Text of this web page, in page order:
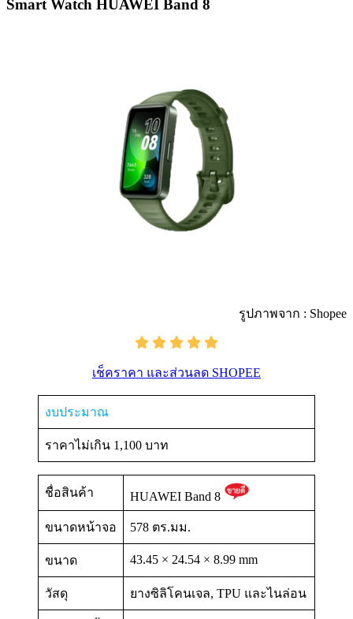
Smart Watch HUAWEI Band 8
รูปภาพจาก : Shopee
เช็คราคา และส่วนลด SHOPEE
งบประมาณ
ราคาไม่เกิน 1,100 บาท
ชื่อสินค้า HUAWEI Band 8
ขนาดหน้าจอ 578 ตร.มม.
ขนาด 43.45 × 24.54 × 8.99 mm
วัสดุ ยางซิลิโคนเจล, TPU และไนล่อน